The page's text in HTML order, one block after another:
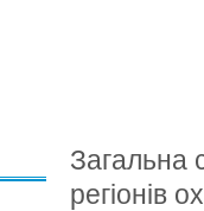
Загальна
регіонів